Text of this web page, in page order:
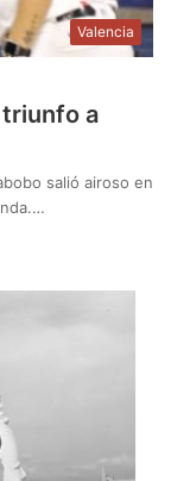
Valencia
triunfo a
salió airoso en